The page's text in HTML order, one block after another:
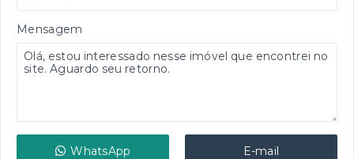
Mensagem
WhatsApp E-mail